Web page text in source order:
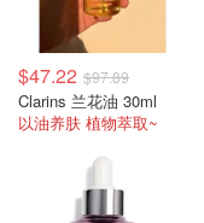
$47.22 $97.89
Clarins 兰花油 30ml
以油养肤 植物萃取~